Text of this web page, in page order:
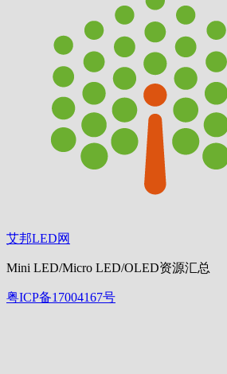
艾邦LED网
Mini LED/Micro LED/OLED资源汇总
粤ICP备17004167号